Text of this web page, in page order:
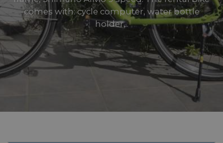
comes with: cycle computer, water bottle
holder,..